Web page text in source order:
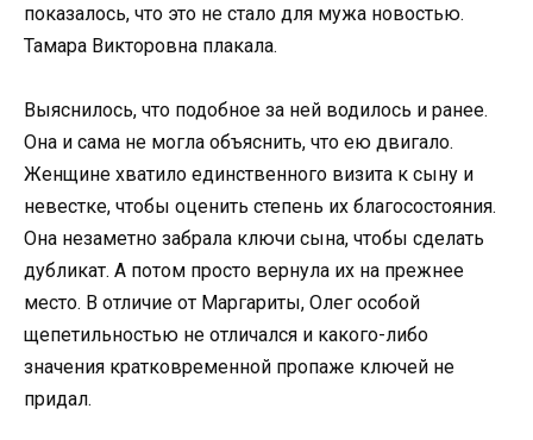
показалось, что это не стало для мужа новостью.
Тамара Викторовна плакала.
Выяснилось, что подобное за ней водилось и ранее.
Она и сама не могла объяснить, что ею двигало.
Женщине хватило единственного визита к сыну и
невестке, чтобы оценить степень их благосостояния.
Она незаметно забрала ключи сына, чтобы сделать
дубликат. А потом просто вернула их на прежнее
место. В отличие от Маргариты, Олег особой
щепетильностью не отличался и какого-либо
значения кратковременной пропаже ключей не
придал.